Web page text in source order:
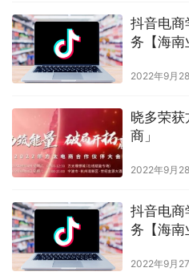
抖音电商
务【海南
定？你
2022年9月
晓多荣
商」
2022年9月
抖音电商
务【海南
多告诉你
2022年9月